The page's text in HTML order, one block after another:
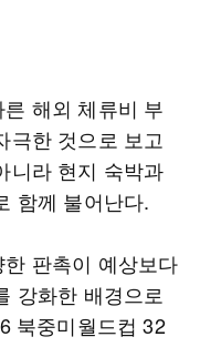
해외 체류비 부
극한 것으로 보고
니라 현지 숙박과
함께 불어난다.
판촉이 예상보다
강화한 배경으로
북중미월드컵 32